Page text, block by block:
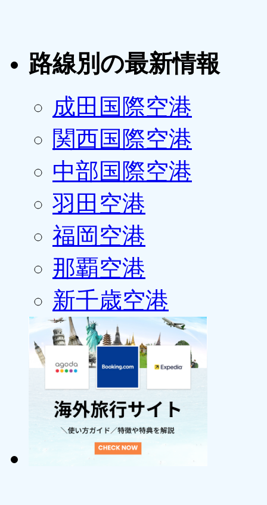
路線別の最新情報
成田国際空港
関西国際空港
中部国際空港
羽田空港
福岡空港
那覇空港
新千歳空港